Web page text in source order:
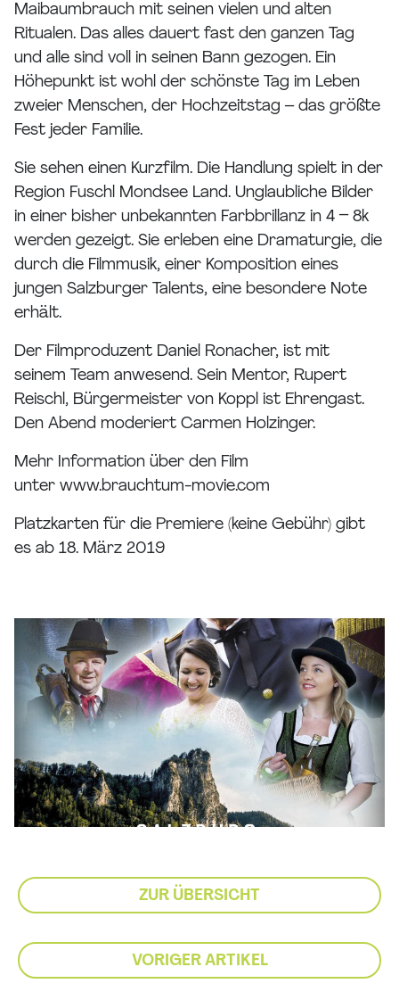
Maibaumbrauch mit seinen vielen und alten
Ritualen. Das alles dauert fast den ganzen Tag
und alle sind voll in seinen Bann gezogen. Ein
Höhepunkt ist wohl der schönste Tag im Leben
zweier Menschen, der Hochzeitstag – das größte
Fest jeder Familie.
Sie sehen einen Kurzfilm. Die Handlung spielt in der
Region Fuschl Mondsee Land. Unglaubliche Bilder
in einer bisher unbekannten Farbbrillanz in 4 – 8k
werden gezeigt. Sie erleben eine Dramaturgie, die
durch die Filmmusik, einer Komposition eines
jungen Salzburger Talents, eine besondere Note
erhält.
Der Filmproduzent Daniel Ronacher, ist mit
seinem Team anwesend. Sein Mentor, Rupert
Reischl, Bürgermeister von Koppl ist Ehrengast.
Den Abend moderiert Carmen Holzinger.
Mehr Information über den Film
unter www.brauchtum-movie.com
Platzkarten für die Premiere (keine Gebühr) gibt
es ab 18. März 2019
ZUR ÜBERSICHT
VORIGER ARTIKEL